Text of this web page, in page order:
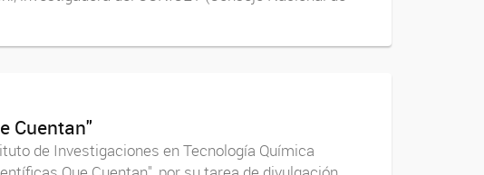
Cuentan"
de Investigaciones en Tecnología Química